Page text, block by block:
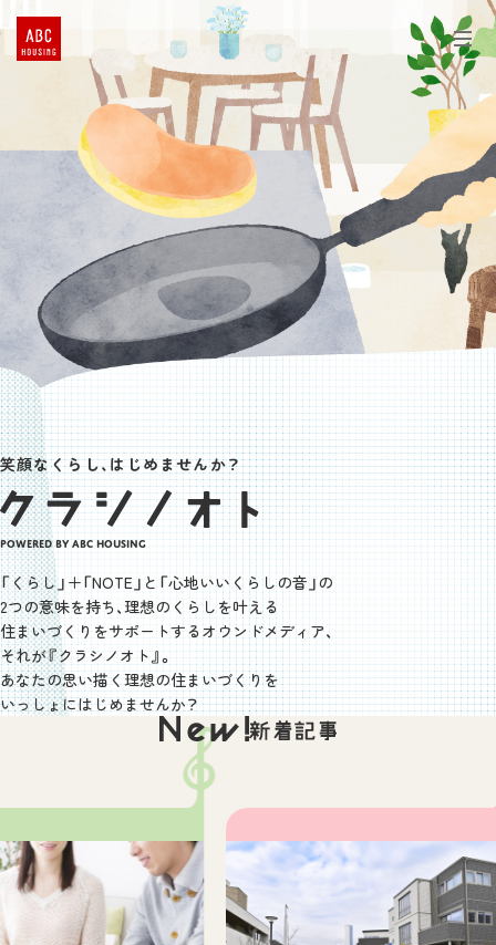
笑顔なくらし、はじめませんか？
Powered by ABC HOUSING
「くらし」＋「NOTE」と「心地いいくらしの音」の
2つの意味を持ち、理想のくらしを叶える
住まいづくりをサポートするオウンドメディア、
それが『クラシノオト』。
あなたの思い描く理想の住まいづくりを
いっしょにはじめませんか？